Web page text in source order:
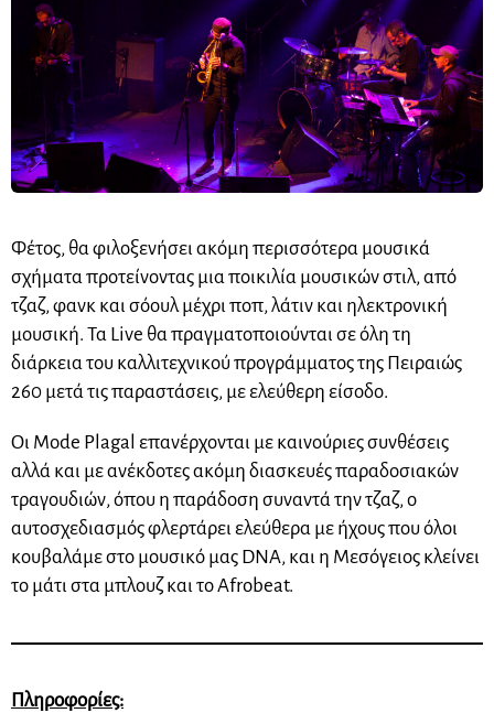
Φέτος, θα φιλοξενήσει ακόμη περισσότερα μουσικά
σχήματα προτείνοντας μια ποικιλία μουσικών στιλ, από
τζαζ, φανκ και σόουλ μέχρι ποπ, λάτιν και ηλεκτρονική
μουσική. Τα Live θα πραγματοποιούνται σε όλη τη
διάρκεια του καλλιτεχνικού προγράμματος της Πειραιώς
260 μετά τις παραστάσεις, με ελεύθερη είσοδο.
Οι Mode Plagal επανέρχονται με καινούριες συνθέσεις
αλλά και με ανέκδοτες ακόμη διασκευές παραδοσιακών
τραγουδιών, όπου η παράδοση συναντά την τζαζ, ο
αυτοσχεδιασμός φλερτάρει ελεύθερα με ήχους που όλοι
κουβαλάμε στο μουσικό μας DNA, και η Μεσόγειος κλείνει
το μάτι στα μπλουζ και το Afrobeat.
Πληροφορίες: